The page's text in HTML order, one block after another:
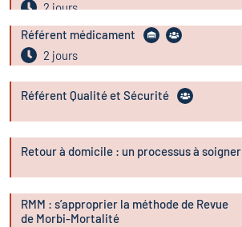
2 jours
Référent médicament
2 jours
Référent Qualité et Sécurité
Retour à domicile : un processus à soigner
RMM : s’approprier la méthode de Revue
de Morbi-Mortalité